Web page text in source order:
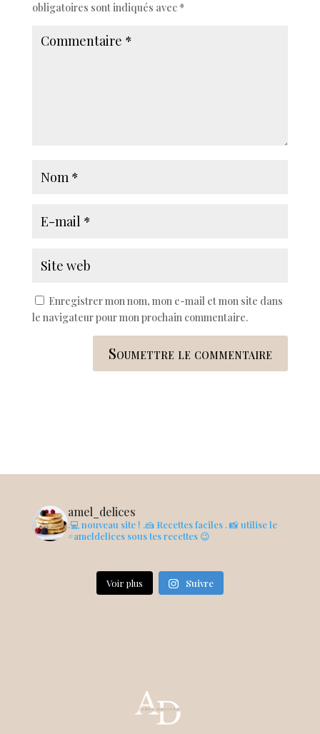
obligatoires sont indiqués avec *
Enregistrer mon nom, mon e-mail et mon site dans
le navigateur pour mon prochain commentaire.
Soumettre le commentaire
amel_delices
.💻 nouveau site ! .🍰 Recettes faciles . 📸 utilise le
#ameldelices sous tes recettes 😉
Voir plus Suivre